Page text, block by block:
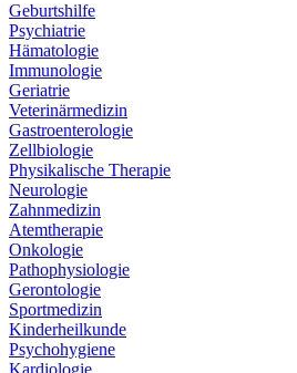
Geburtshilfe
Psychiatrie
Hämatologie
Immunologie
Geriatrie
Veterinärmedizin
Gastroenterologie
Zellbiologie
Physikalische Therapie
Neurologie
Zahnmedizin
Atemtherapie
Onkologie
Pathophysiologie
Gerontologie
Sportmedizin
Kinderheilkunde
Psychohygiene
Kardiologie